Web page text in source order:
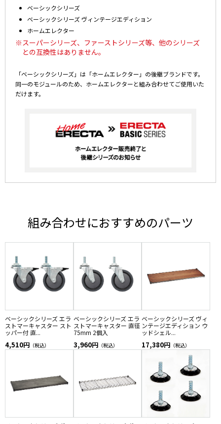
ベーシックシリーズ
ベーシックシリーズ ヴィンテージエディション
ホームエレクター
※スーパーシリーズ、ファーストシリーズ等、他のシリーズ
との互換性はありません。
「ベーシックシリーズ」は「ホームエレクター」の後継ブランドです。
同一のモジュールのため、ホームエレクターと組み合わせてご使用いた
だけます。
組み合わせにおすすめのパーツ
ベーシックシリーズ エラ
ストマーキャスター スト
ッパー付 直...
4,510円 （税込）
ベーシックシリーズ エラ
ストマーキャスター 直径
75mm 2個入
3,960円 （税込）
ベーシックシリーズ ヴィ
ンテージエディション ウ
ッドシェル...
17,380円 （税込）